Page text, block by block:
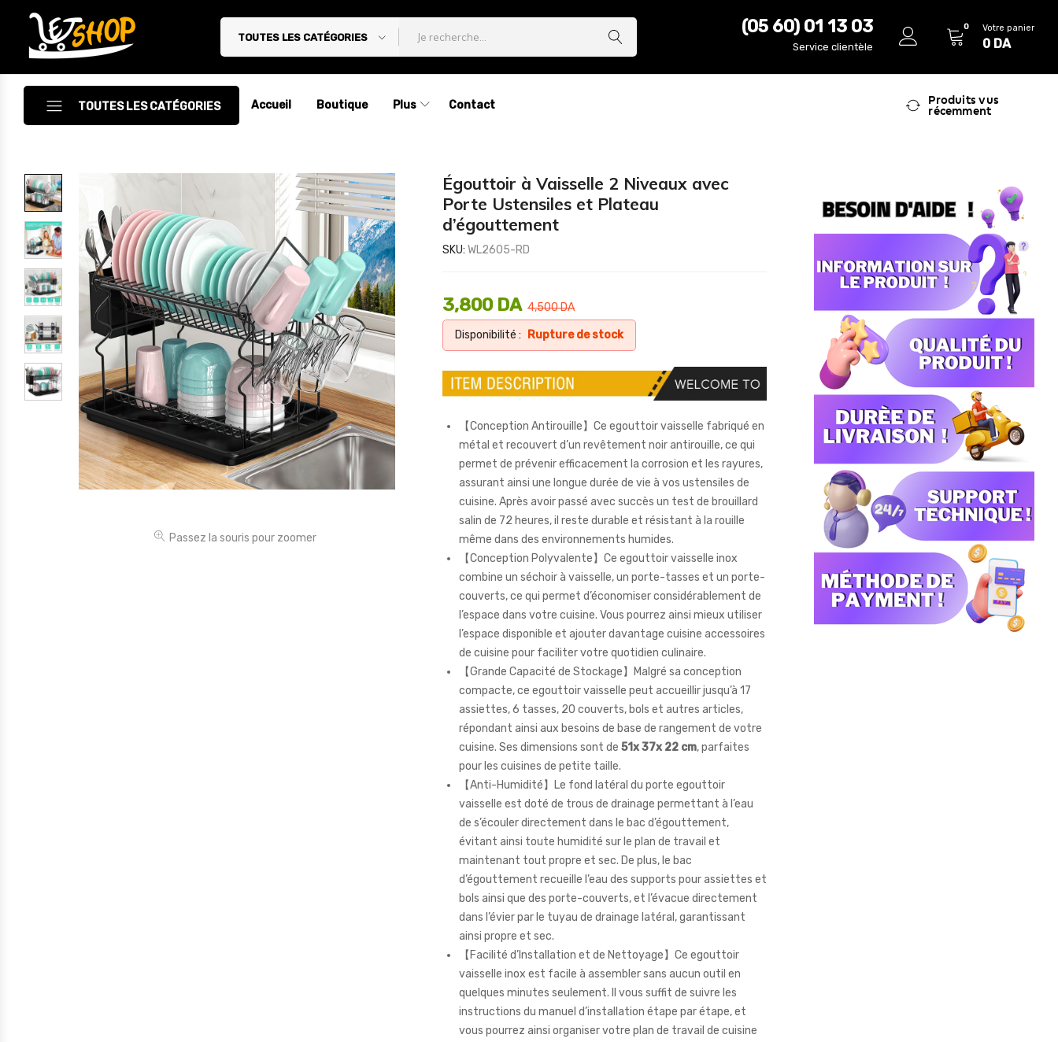
Letshop.dz
TOUTES LES CATÉGORIES
(05 60) 01 13 03
Service clientèle
0 Votre panier
0 DA
TOUTES LES CATÉGORIES
Accessoires
Accessoires Auto/Moto
Accessoires PC
Camping & Randonnée
Cuisine
Décoration
Electroménager
Électronique
Jouets
Maison
Maternité
Outillages & Bricolage
Accueil Boutique Plus Contact
Produits vus
récemment
Passez la souris pour zoomer
Égouttoir à Vaisselle 2 Niveaux avec
Porte Ustensiles et Plateau
d’égouttement
SKU: WL2605-RD
4,500DA
3,800 DA
Disponibilité : Rupture de stock
【Conception Antirouille】Ce egouttoir vaisselle fabriqué en
métal et recouvert d’un revêtement noir antirouille, ce qui
permet de prévenir efficacement la corrosion et les rayures,
assurant ainsi une longue durée de vie à vos ustensiles de
cuisine. Après avoir passé avec succès un test de brouillard
salin de 72 heures, il reste durable et résistant à la rouille
même dans des environnements humides.
【Conception Polyvalente】Ce egouttoir vaisselle inox
combine un séchoir à vaisselle, un porte-tasses et un porte-
couverts, ce qui permet d’économiser considérablement de
l’espace dans votre cuisine. Vous pourrez ainsi mieux utiliser
l’espace disponible et ajouter davantage cuisine accessoires
de cuisine pour faciliter votre quotidien culinaire.
【Grande Capacité de Stockage】Malgré sa conception
compacte, ce egouttoir vaisselle peut accueillir jusqu’à 17
assiettes, 6 tasses, 20 couverts, bols et autres articles,
répondant ainsi aux besoins de base de rangement de votre
cuisine. Ses dimensions sont de 51x 37x 22 cm, parfaites
pour les cuisines de petite taille.
【Anti-Humidité】Le fond latéral du porte egouttoir
vaisselle est doté de trous de drainage permettant à l’eau
de s’écouler directement dans le bac d’égouttement,
évitant ainsi toute humidité sur le plan de travail et
maintenant tout propre et sec. De plus, le bac
d’égouttement recueille l’eau des supports pour assiettes et
bols ainsi que des porte-couverts, et l’évacue directement
dans l’évier par le tuyau de drainage latéral, garantissant
ainsi propre et sec.
【Facilité d’Installation et de Nettoyage】Ce egouttoir
vaisselle inox est facile à assembler sans aucun outil en
quelques minutes seulement. Il vous suffit de suivre les
instructions du manuel d’installation étape par étape, et
vous pourrez ainsi organiser votre plan de travail de cuisine